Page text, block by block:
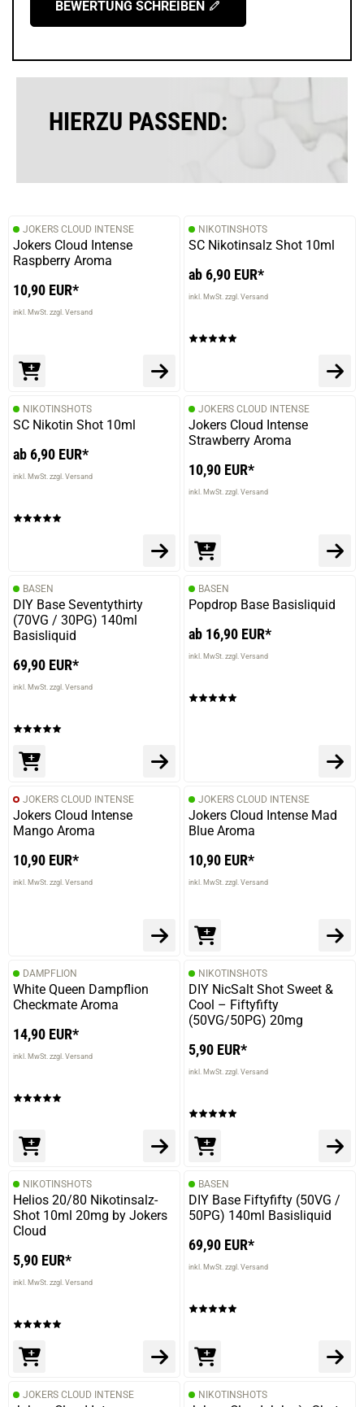
BEWERTUNG SCHREIBEN
HIERZU PASSEND:
JOKERS CLOUD INTENSE
Jokers Cloud Intense
Raspberry Aroma
10,90 EUR*
inkl. MwSt. zzgl. Versand
NIKOTINSHOTS
SC Nikotinsalz Shot 10ml
ab 6,90 EUR*
inkl. MwSt. zzgl. Versand
NIKOTINSHOTS
SC Nikotin Shot 10ml
ab 6,90 EUR*
inkl. MwSt. zzgl. Versand
JOKERS CLOUD INTENSE
Jokers Cloud Intense
Strawberry Aroma
10,90 EUR*
inkl. MwSt. zzgl. Versand
BASEN
DIY Base Seventythirty
(70VG / 30PG) 140ml
Basisliquid
69,90 EUR*
inkl. MwSt. zzgl. Versand
BASEN
Popdrop Base Basisliquid
ab 16,90 EUR*
inkl. MwSt. zzgl. Versand
JOKERS CLOUD INTENSE
Jokers Cloud Intense
Mango Aroma
10,90 EUR*
inkl. MwSt. zzgl. Versand
JOKERS CLOUD INTENSE
Jokers Cloud Intense Mad
Blue Aroma
10,90 EUR*
inkl. MwSt. zzgl. Versand
DAMPFLION
White Queen Dampflion
Checkmate Aroma
14,90 EUR*
inkl. MwSt. zzgl. Versand
NIKOTINSHOTS
DIY NicSalt Shot Sweet &
Cool – Fiftyfifty
(50VG/50PG) 20mg
5,90 EUR*
inkl. MwSt. zzgl. Versand
NIKOTINSHOTS
Helios 20/80 Nikotinsalz-
Shot 10ml 20mg by Jokers
Cloud
5,90 EUR*
inkl. MwSt. zzgl. Versand
BASEN
DIY Base Fiftyfifty (50VG /
50PG) 140ml Basisliquid
69,90 EUR*
inkl. MwSt. zzgl. Versand
JOKERS CLOUD INTENSE NIKOTINSHOTS